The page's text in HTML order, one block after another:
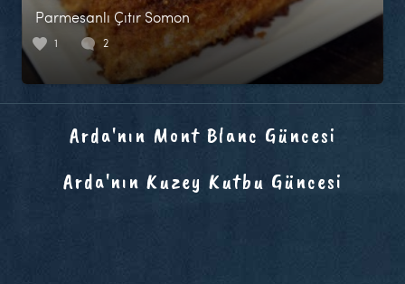
Parmesanlı Çıtır Somon
1 2
Arda'nın Mont Blanc Güncesi
Arda'nın Kuzey Kutbu Güncesi